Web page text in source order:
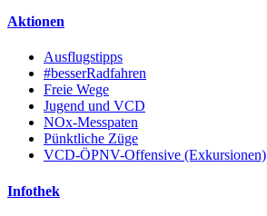
Aktionen
Ausflugstipps
#besserRadfahren
Freie Wege
Jugend und VCD
NOx-Messpaten
Pünktliche Züge
VCD-ÖPNV-Offensive (Exkursionen)
Infothek